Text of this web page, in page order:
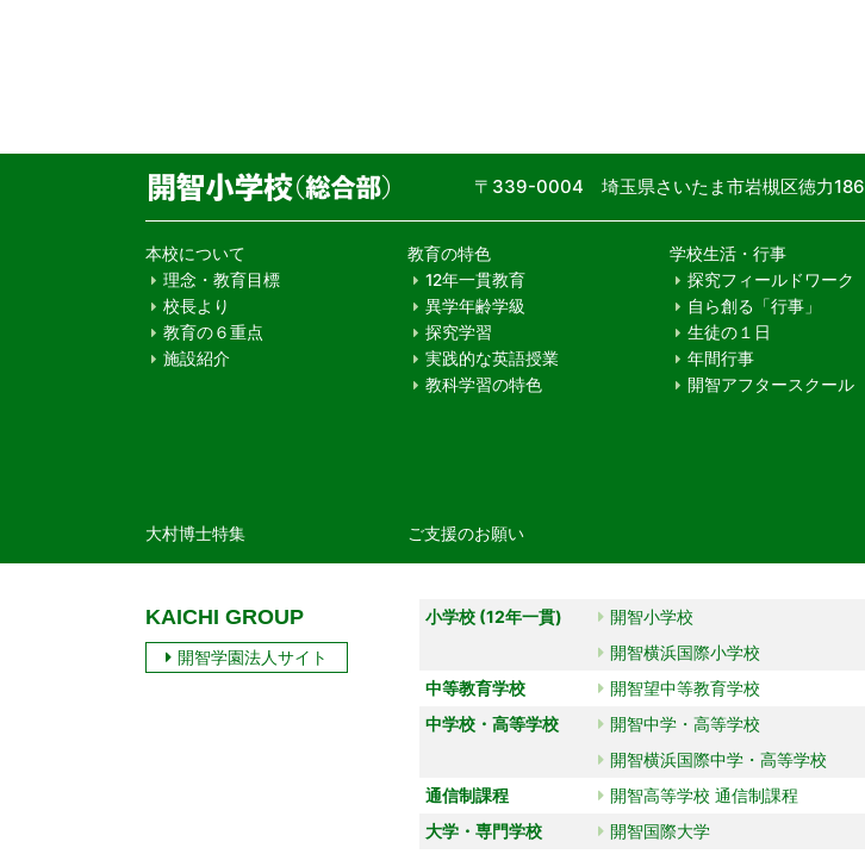
〒339-0004 埼玉県さいたま市岩槻区徳力186
本校について
理念・教育目標
校長より
教育の６重点
施設紹介
教育の特色
12年一貫教育
異学年齢学級
探究学習
実践的な英語授業
教科学習の特色
学校生活・行事
探究フィールドワーク
自ら創る「行事」
生徒の１日
年間行事
開智アフタースクール
大村博士特集 ご支援のお願い
KAICHI GROUP
開智学園法人サイト
小学校 (12年一貫) 開智小学校
開智横浜国際小学校
中等教育学校
開智望中等教育学校
中学校・高等学校
開智中学・高等学校
開智横浜国際中学・高等学校
通信制課程
開智高等学校 通信制課程
大学・専門学校
開智国際大学